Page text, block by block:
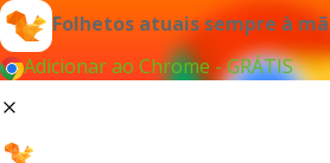
Folhetos atuais sempre à
Adicionar ao Chrome - GRÁTIS